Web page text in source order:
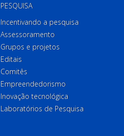
PESQUISA
Incentivando a pesquisa
Assessoramento
Grupos e projetos
Editais
Comitês
Empreendedorismo
Inovação tecnológica
Laboratórios de Pesquisa